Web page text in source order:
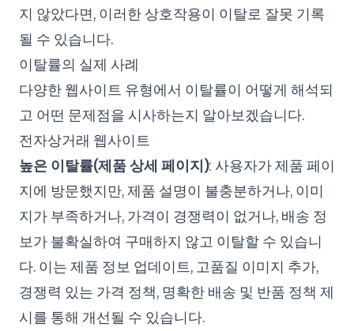
지 않았다면, 이러한 상호작용이 이탈로 잘못 기록
될 수 있습니다.
이탈률의 실제 사례
다양한 웹사이트 유형에서 이탈률이 어떻게 해석되
고 어떤 문제점을 시사하는지 알아보겠습니다.
전자상거래 웹사이트
높은 이탈률(제품 상세 페이지): 사용자가 제품 페이
지에 방문했지만, 제품 설명이 불충분하거나, 이미
지가 부족하거나, 가격이 경쟁력이 없거나, 배송 정
보가 불확실하여 구매하지 않고 이탈할 수 있습니
다. 이는 제품 정보 업데이트, 고품질 이미지 추가,
경쟁력 있는 가격 정책, 명확한 배송 및 반품 정책 제
시를 통해 개선될 수 있습니다.